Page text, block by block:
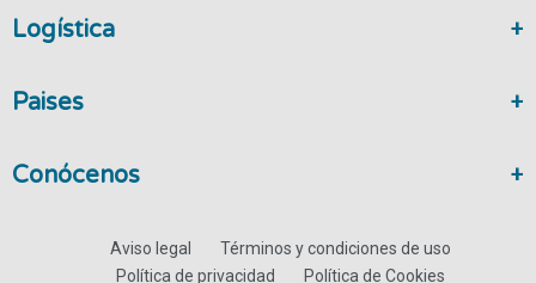
Logística
Paises
Conócenos
Aviso legal
Términos y condiciones de uso
Política de privacidad
Política de Cookies